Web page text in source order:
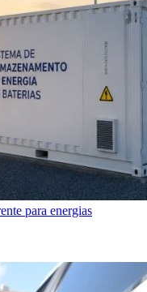
para energias